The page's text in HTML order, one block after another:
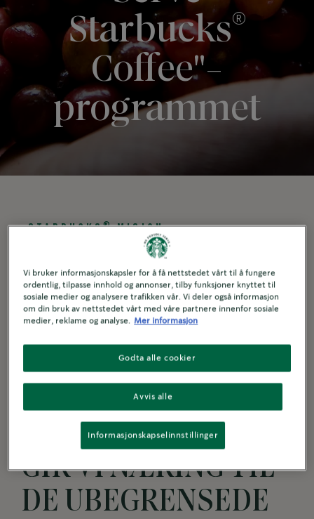
Starbucks®
Coffee"-
programmet
STARBUCKS®MISJON
VÅR MISJON
MED HVER KOPP,
MED HVER ENESTE
SAMTALE,
I HVERT ENESTE
FELLESSKAP
GIR VI NÆRING TIL
DE UBEGRENSEDE
Vi bruker informasjonskapsler for å få nettstedet vårt til å fungere
ordentlig, tilpasse innhold og annonser, tilby funksjoner knyttet til
sosiale medier og analysere trafikken vår. Vi deler også informasjon
om din bruk av nettstedet vårt med våre partnere innenfor sosiale
medier, reklame og analyse.
Mer informasjon
Avvis alle
Godta alle cookier
Informasjonskapselinnstillinger